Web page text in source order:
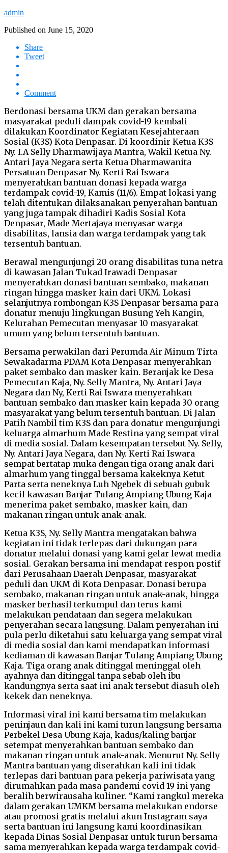
admin
Published on June 15, 2020
Share
Tweet
Comment
Berdonasi bersama UKM dan gerakan bersama
masyarakat peduli dampak covid-19 kembali
dilakukan Koordinator Kegiatan Kesejahteraan
Sosial (K3S) Kota Denpasar. Di koordinir Ketua K3S
Ny. I.A Selly Dharmawijaya Mantra, Wakil Ketua Ny.
Antari Jaya Negara serta Ketua Dharmawanita
Persatuan Denpasar Ny. Kerti Rai Iswara
menyerahkan bantuan donasi kepada warga
terdampak covid-19, Kamis (11/6). Empat lokasi yang
telah ditentukan dilaksanakan penyerahan bantuan
yang juga tampak dihadiri Kadis Sosial Kota
Denpasar, Made Mertajaya menyasar warga
disabilitas, lansia dan warga terdampak yang tak
tersentuh bantuan.
Berawal mengunjungi 20 orang disabilitas tuna netra
di kawasan Jalan Tukad Irawadi Denpasar
menyerahkan donasi bantuan sembako, makanan
ringan hingga masker kain dari UKM. Lokasi
selanjutnya rombongan K3S Denpasar bersama para
donatur menuju lingkungan Busung Yeh Kangin,
Kelurahan Pemecutan menyasar 10 masyarakat
umum yang belum tersentuh bantuan.
Bersama perwakilan dari Perumda Air Minum Tirta
Sewakadarma PDAM Kota Denpasar menyerahkan
paket sembako dan masker kain. Beranjak ke Desa
Pemecutan Kaja, Ny. Selly Mantra, Ny. Antari Jaya
Negara dan Ny, Kerti Rai Iswara menyerahkan
bantuan sembako dan masker kain kepada 30 orang
masyarakat yang belum tersentuh bantuan. Di Jalan
Patih Nambil tim K3S dan para donatur mengunjungi
keluarga almarhum Made Restina yang sempat viral
di media sosial. Dalam kesempatan tersebut Ny. Selly,
Ny. Antari Jaya Negara, dan Ny. Kerti Rai Iswara
sempat bertatap muka dengan tiga orang anak dari
almarhum yang tinggal bersama kakeknya Ketut
Parta serta neneknya Luh Ngebek di sebuah gubuk
kecil kawasan Banjar Tulang Ampiang Ubung Kaja
menerima paket sembako, masker kain, dan
makanan ringan untuk anak-anak.
Ketua K3S, Ny. Selly Mantra mengatakan bahwa
kegiatan ini tidak terlepas dari dukungan para
donatur melalui donasi yang kami gelar lewat media
sosial. Gerakan bersama ini mendapat respon postif
dari Perusahaan Daerah Denpasar, masyarakat
peduli dan UKM di Kota Denpasar. Donasi berupa
sembako, makanan ringan untuk anak-anak, hingga
masker berhasil terkumpul dan terus kami
melakukan pendataan dan segera melakukan
penyerahan secara langsung. Dalam penyerahan ini
pula perlu diketahui satu keluarga yang sempat viral
di media sosial dan kami mendapatkan informasi
kediaman di kawasan Banjar Tulang Ampiang Ubung
Kaja. Tiga orang anak ditinggal meninggal oleh
ayahnya dan ditinggal tanpa sebab oleh ibu
kandungnya serta saat ini anak tersebut diasuh oleh
kekek dan neneknya.
Informasi viral ini kami bersama tim melakukan
peninjaun dan kali ini kami turun langsung bersama
Perbekel Desa Ubung Kaja, kadus/kaling banjar
setempat menyerahkan bantuan sembako dan
makanan ringan untuk anak-anak. Menurut Ny. Selly
Mantra bantuan yang diserahkan kali ini tidak
terlepas dari bantuan para pekerja pariwisata yang
dirumahkan pada masa pandemi covid 19 ini yang
beralih berwirausaha kuliner. “Kami rangkul mereka
dalam gerakan UMKM bersama melakukan endorse
atau promosi gratis melalui akun Instagram saya
serta bantuan ini langsung kami koordinasikan
kepada Dinas Sosial Denpasar untuk turun bersama-
sama menyerahkan kepada warga terdampak covid-